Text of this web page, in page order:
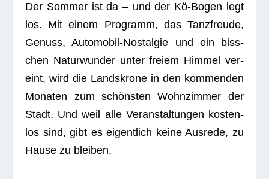
Der Som­mer ist da – und der Kö-Bogen legt
los. Mit einem Pro­gramm, das Tanz­freude,
Genuss, Auto­mo­bil-Nost­al­gie und ein biss­
chen Natur­wun­der unter freiem Him­mel ver­
eint, wird die Lands­krone in den kom­men­den
Mona­ten zum schöns­ten Wohn­zim­mer der
Stadt. Und weil alle Ver­an­stal­tun­gen kos­ten­
los sind, gibt es eigent­lich keine Aus­rede, zu
Hause zu bleiben.